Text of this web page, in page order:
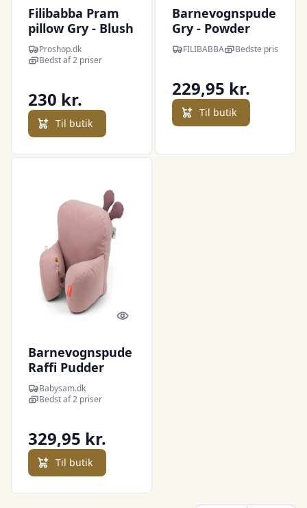
Filibabba Pram
pillow Gry - Blush
Proshop.dk
Bedst af 2 priser
230 kr.
Til butik
Barnevognspude
Gry - Powder
blue
FILIBABBA Bedste pris
229,95 kr.
Til butik
Quick look
Barnevognspude
Raffi Pudder
Babysam.dk
Bedst af 2 priser
329,95 kr.
Til butik